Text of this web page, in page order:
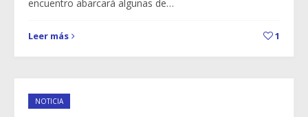
encuentro abarcará algunas de…
Leer más 1
NOTICIA